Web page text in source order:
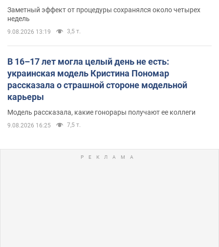
Заметный эффект от процедуры сохранялся около четырех
недель
9.08.2026 13:19 3,5 т.
В 16–17 лет могла целый день не есть:
украинская модель Кристина Пономар
рассказала о страшной стороне модельной
карьеры
Модель рассказала, какие гонорары получают ее коллеги
9.08.2026 16:25 7,5 т.